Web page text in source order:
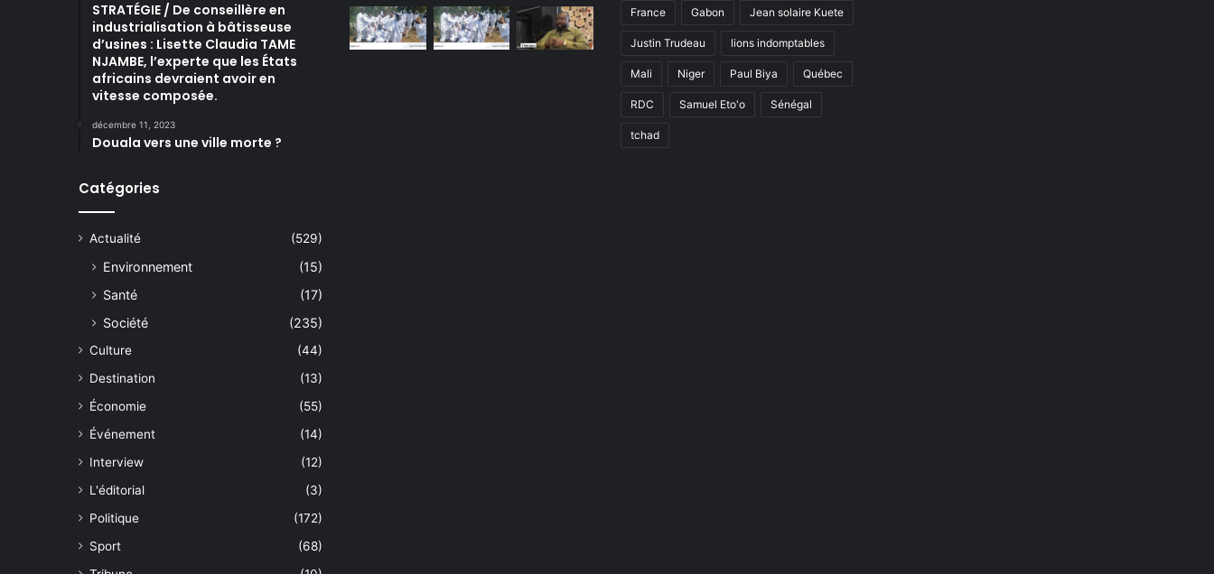
STRATÉGIE / De conseillère en
industrialisation à bâtisseuse
d’usines : Lisette Claudia TAME
NJAMBE, l’experte que les États
africains devraient avoir en
vitesse composée.
décembre 11, 2023
Douala vers une ville morte ?
Catégories
Actualité (529)
Environnement
(15)
Santé
(17)
Société
(235)
Culture
(44)
Destination
(13)
Économie
(55)
Événement
(14)
Interview
(12)
L'éditorial
(3)
Politique
(172)
Sport
(68)
France Gabon Jean solaire Kuete
Justin Trudeau lions indomptables
Mali Niger Paul Biya Québec
RDC Samuel Eto'o Sénégal
tchad